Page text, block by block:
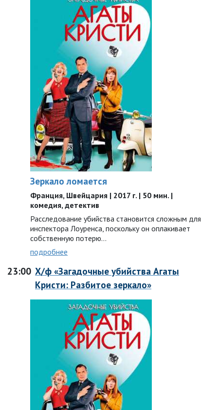
Зеркало ломается
Франция, Швейцария | 2017 г. | 50 мин. |
комедия, детектив
Расследование убийства становится сложным для
инспектора Лоуренса, поскольку он оплакивает
собственную потерю…
подробнее
23:00 Х/ф «Загадочные убийства Агаты
Кристи: Разбитое зеркало»